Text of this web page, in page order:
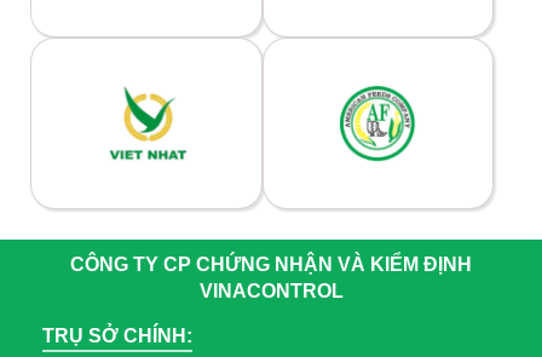
CÔNG TY CP CHỨNG NHẬN VÀ KIỂM ĐỊNH
VINACONTROL
TRỤ SỞ CHÍNH: